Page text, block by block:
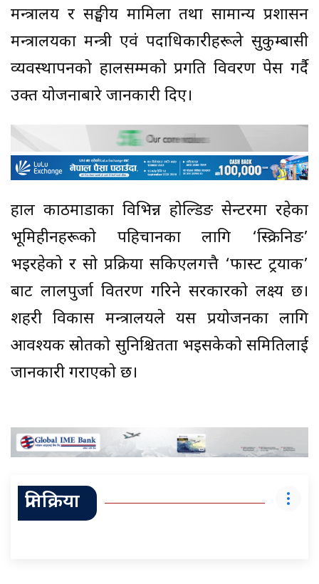
मन्त्रालय र सङ्घीय मामिला तथा सामान्य प्रशासन
मन्त्रालयका मन्त्री एवं पदाधिकारीहरूले सुकुम्बासी
व्यवस्थापनको हालसम्मको प्रगति विवरण पेस गर्दै
उक्त योजनाबारे जानकारी दिए।
हाल काठमाडौंका विभिन्न होल्डिङ सेन्टरमा रहेका
भूमिहीनहरूको पहिचानका लागि ‘स्क्रिनिङ’
भइरहेको र सो प्रक्रिया सकिएलगत्तै ‘फास्ट ट्रयाक’
बाट लालपुर्जा वितरण गरिने सरकारको लक्ष्य छ।
शहरी विकास मन्त्रालयले यस प्रयोजनका लागि
आवश्यक स्रोतको सुनिश्चितता भइसकेको समितिलाई
जानकारी गराएको छ।
प्रतिक्रिया